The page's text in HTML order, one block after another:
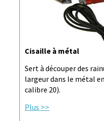
Cisaille à métal
Sert à découper des
largeur dans le métal
calibre 20).
Plus >>